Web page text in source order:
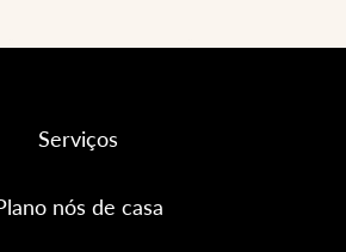
Serviços
nós de casa